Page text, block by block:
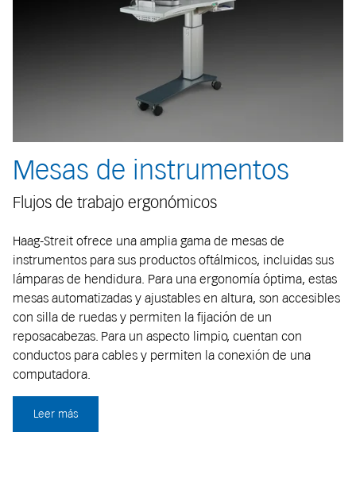
Mesas de instrumentos
Flujos de trabajo ergonómicos
Haag-Streit ofrece una amplia gama de mesas de
instrumentos para sus productos oftálmicos, incluidas sus
lámparas de hendidura. Para una ergonomía óptima, estas
mesas automatizadas y ajustables en altura, son accesibles
con silla de ruedas y permiten la fijación de un
reposacabezas. Para un aspecto limpio, cuentan con
conductos para cables y permiten la conexión de una
computadora.
Leer más